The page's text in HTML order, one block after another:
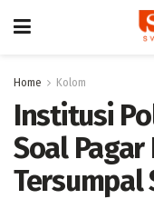
Home Kolom
Institusi
Soal Pagar
Tersumpal